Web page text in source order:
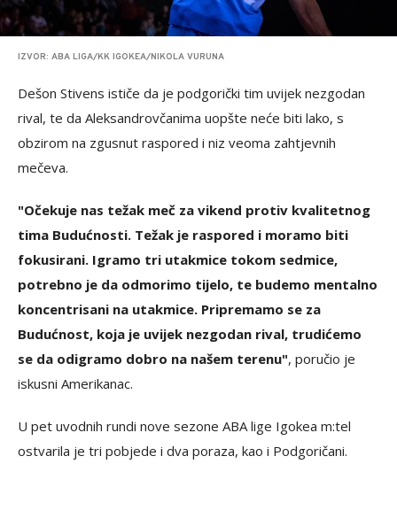
IZVOR: ABA LIGA/KK IGOKEA/NIKOLA VURUNA
Dešon Stivens ističe da je podgorički tim uvijek nezgodan
rival, te da Aleksandrovčanima uopšte neće biti lako, s
obzirom na zgusnut raspored i niz veoma zahtjevnih
mečeva.
"Očekuje nas težak meč za vikend protiv kvalitetnog
tima Budućnosti. Težak je raspored i moramo biti
fokusirani. Igramo tri utakmice tokom sedmice,
potrebno je da odmorimo tijelo, te budemo mentalno
koncentrisani na utakmice. Pripremamo se za
Budućnost, koja je uvijek nezgodan rival, trudićemo
se da odigramo dobro na našem terenu", poručio je
iskusni Amerikanac.
U pet uvodnih rundi nove sezone ABA lige Igokea m:tel
ostvarila je tri pobjede i dva poraza, kao i Podgoričani.